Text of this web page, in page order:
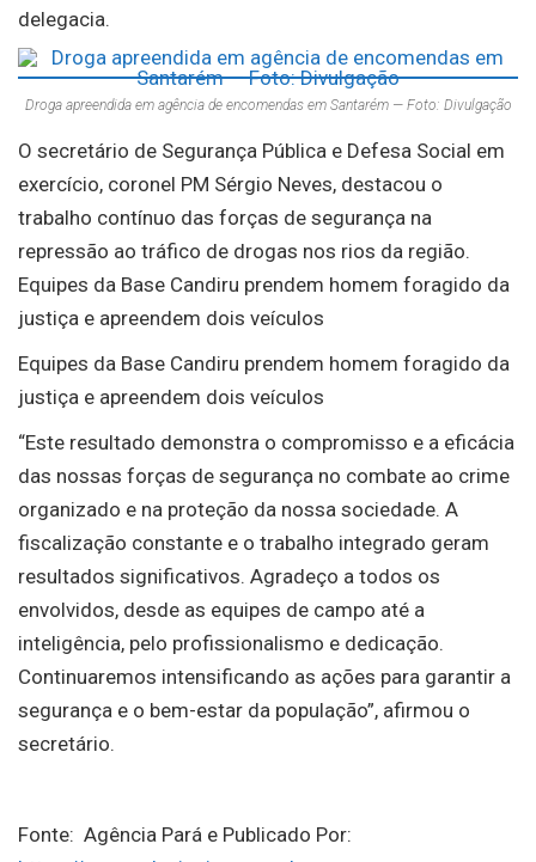
delegacia.
Droga apreendida em agência de encomendas em Santarém — Foto: Divulgação
O secretário de Segurança Pública e Defesa Social em
exercício, coronel PM Sérgio Neves, destacou o
trabalho contínuo das forças de segurança na
repressão ao tráfico de drogas nos rios da região.
Equipes da Base Candiru prendem homem foragido da
justiça e apreendem dois veículos
Equipes da Base Candiru prendem homem foragido da
justiça e apreendem dois veículos
“Este resultado demonstra o compromisso e a eficácia
das nossas forças de segurança no combate ao crime
organizado e na proteção da nossa sociedade. A
fiscalização constante e o trabalho integrado geram
resultados significativos. Agradeço a todos os
envolvidos, desde as equipes de campo até a
inteligência, pelo profissionalismo e dedicação.
Continuaremos intensificando as ações para garantir a
segurança e o bem-estar da população”, afirmou o
secretário.
Fonte: Agência Pará e Publicado Por: